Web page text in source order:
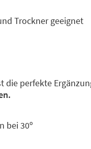
Trockner geeignet
die perfekte
bei 30º